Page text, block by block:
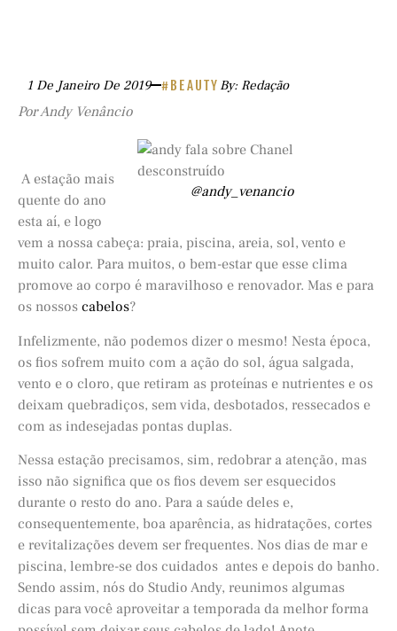
1 De Janeiro De 2019 #BEAUTY By: Redação
Por Andy Venâncio
@andy_venancio
A estação mais
quente do ano
esta aí, e logo
vem a nossa cabeça: praia, piscina, areia, sol, vento e
muito calor. Para muitos, o bem-estar que esse clima
promove ao corpo é maravilhoso e renovador. Mas e para
os nossos cabelos?
Infelizmente, não podemos dizer o mesmo! Nesta época,
os fios sofrem muito com a ação do sol, água salgada,
vento e o cloro, que retiram as proteínas e nutrientes e os
deixam quebradiços, sem vida, desbotados, ressecados e
com as indesejadas pontas duplas.
Nessa estação precisamos, sim, redobrar a atenção, mas
isso não significa que os fios devem ser esquecidos
durante o resto do ano. Para a saúde deles e,
consequentemente, boa aparência, as hidratações, cortes
e revitalizações devem ser frequentes. Nos dias de mar e
piscina, lembre-se dos cuidados antes e depois do banho.
Sendo assim, nós do Studio Andy, reunimos algumas
dicas para você aproveitar a temporada da melhor forma